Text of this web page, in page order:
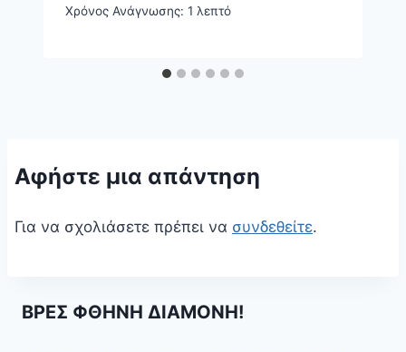
Χρόνος Ανάγνωσης: 1 λεπτό
Αφήστε μια απάντηση
Για να σχολιάσετε πρέπει να συνδεθείτε.
ΒΡΕΣ ΦΘΗΝΗ ΔΙΑΜΟΝΗ!